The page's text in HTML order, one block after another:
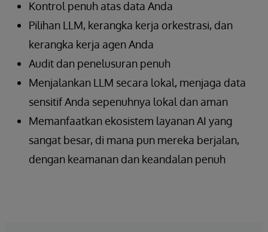
Kontrol penuh atas data Anda
Pilihan LLM, kerangka kerja orkestrasi, dan
kerangka kerja agen Anda
Audit dan penelusuran penuh
Menjalankan LLM secara lokal, menjaga data
sensitif Anda sepenuhnya lokal dan aman
Memanfaatkan ekosistem layanan AI yang
sangat besar, di mana pun mereka berjalan,
dengan keamanan dan keandalan penuh